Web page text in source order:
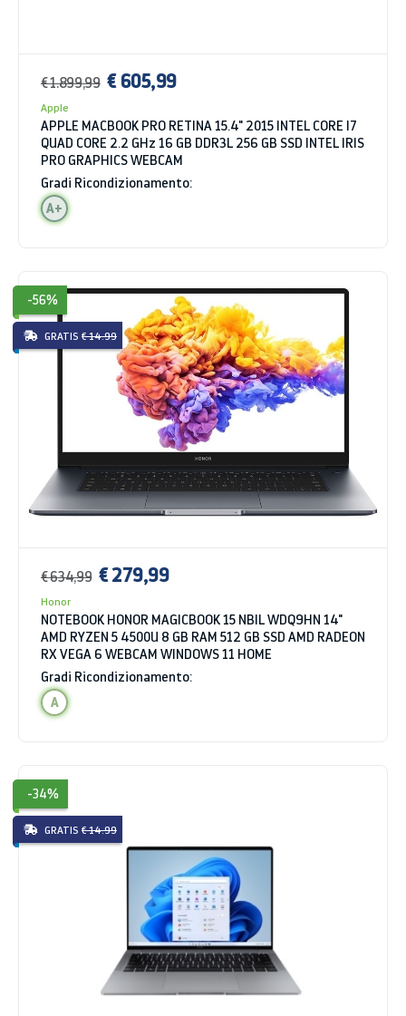
€ 1.899,99 € 605,99
Apple
APPLE MACBOOK PRO RETINA 15.4" 2015 INTEL CORE I7
QUAD CORE 2.2 GHz 16 GB DDR3L 256 GB SSD INTEL IRIS
PRO GRAPHICS WEBCAM
Gradi Ricondizionamento:
A+
-56%
GRATIS € 14.99
€ 634,99 € 279,99
Honor
NOTEBOOK HONOR MAGICBOOK 15 NBIL WDQ9HN 14"
AMD RYZEN 5 4500U 8 GB RAM 512 GB SSD AMD RADEON
RX VEGA 6 WEBCAM WINDOWS 11 HOME
Gradi Ricondizionamento:
A
-34%
GRATIS € 14.99